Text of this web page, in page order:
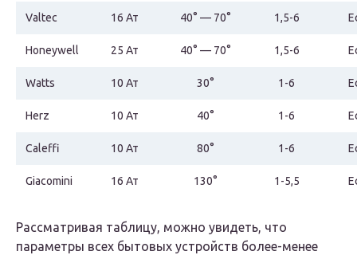
Valtec 16 Ат 40° — 70° 1,5-6
Honeywell 25 Ат 40° — 70° 1,5-6
Watts 10 Ат 30° 1-6
Herz 10 Ат 40° 1-6
Caleffi 10 Ат 80° 1-6
Giacomini 16 Ат 130° 1-5,5
Рассматривая таблицу, можно увидеть, что
параметры всех бытовых устройств более-менее